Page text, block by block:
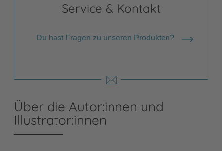
Service & Kontakt
Du hast Fragen zu unseren Produkten?
Über die Autor:innen und
Illustrator:innen